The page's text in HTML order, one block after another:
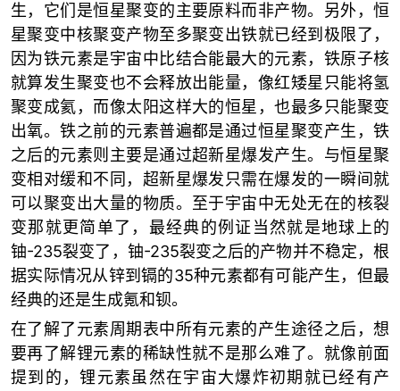
生，它们是恒星聚变的主要原料而非产物。另外，恒
星聚变中核聚变产物至多聚变出铁就已经到极限了，
因为铁元素是宇宙中比结合能最大的元素，铁原子核
就算发生聚变也不会释放出能量，像红矮星只能将氢
聚变成氦，而像太阳这样大的恒星，也最多只能聚变
出氧。铁之前的元素普遍都是通过恒星聚变产生，铁
之后的元素则主要是通过超新星爆发产生。与恒星聚
变相对缓和不同，超新星爆发只需在爆发的一瞬间就
可以聚变出大量的物质。至于宇宙中无处无在的核裂
变那就更简单了，最经典的例证当然就是地球上的
铀-235裂变了，铀-235裂变之后的产物并不稳定，根
据实际情况从锌到镉的35种元素都有可能产生，但最
经典的还是生成氪和钡。
在了解了元素周期表中所有元素的产生途径之后，想
要再了解锂元素的稀缺性就不是那么难了。就像前面
提到的，锂元素虽然在宇宙大爆炸初期就已经有产